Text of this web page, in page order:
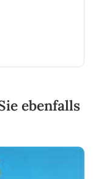
ebenfalls